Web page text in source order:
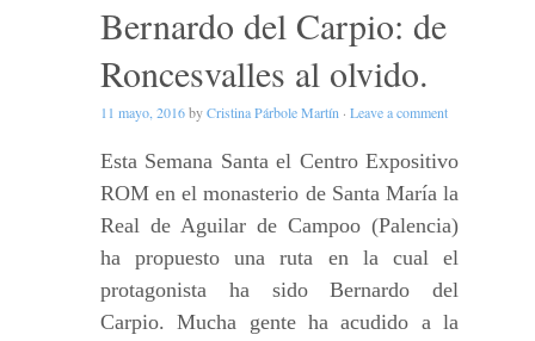
Bernardo del Carpio: de
Roncesvalles al olvido.
11 mayo, 2016byCristina Párbole Martín · Leave a comment
Esta Semana Santa el Centro Expositivo
ROM en el monasterio de Santa María la
Real de Aguilar de Campoo (Palencia)
ha propuesto una ruta en la cual el
protagonista ha sido Bernardo del
Carpio. Mucha gente ha acudido a la